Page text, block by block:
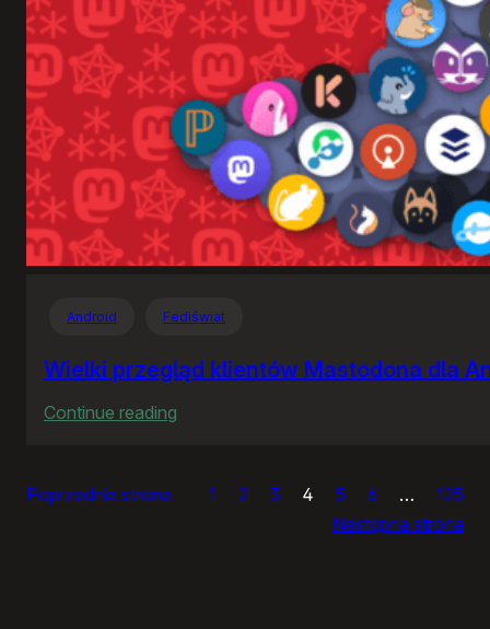
Android Fediświat
Wielki przegląd klientów Mastodona dla
Continue reading
klientów
Poprzednia strona 1 2 3 4 5 6 …
125
Następna strona